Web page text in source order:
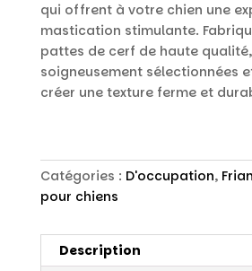
qui offrent à votre chien une
mastication stimulante.
pattes de cerf de haute
soigneusement sélectionnées
créer une texture ferme et
Catégories : D'occupation,
pour chiens
Description